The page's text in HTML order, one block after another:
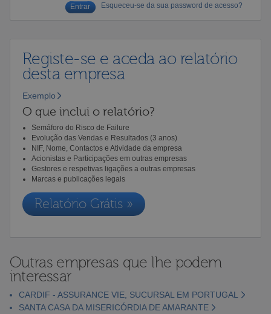
Esqueceu-se da sua password de acesso?
Registe-se e aceda ao relatório
desta empresa
Exemplo
O que inclui o relatório?
Semáforo do Risco de Failure
Evolução das Vendas e Resultados (3 anos)
NIF, Nome, Contactos e Atividade da empresa
Acionistas e Participações em outras empresas
Gestores e respetivas ligações a outras empresas
Marcas e publicações legais
Relatório Grátis »
Outras empresas que lhe podem
interessar
CARDIF - ASSURANCE VIE, SUCURSAL EM PORTUGAL
SANTA CASA DA MISERICÓRDIA DE AMARANTE